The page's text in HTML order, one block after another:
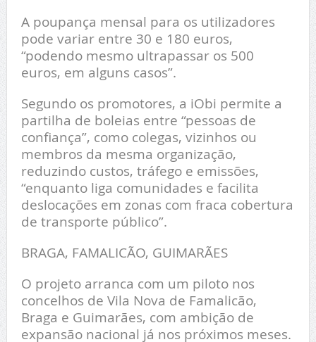
A poupança mensal para os utilizadores
pode variar entre 30 e 180 euros,
“podendo mesmo ultrapassar os 500
euros, em alguns casos”.
Segundo os promotores, a iObi permite a
partilha de boleias entre “pessoas de
confiança”, como colegas, vizinhos ou
membros da mesma organização,
reduzindo custos, tráfego e emissões,
“enquanto liga comunidades e facilita
deslocações em zonas com fraca cobertura
de transporte público”.
BRAGA, FAMALICÃO, GUIMARÃES
O projeto arranca com um piloto nos
concelhos de Vila Nova de Famalicão,
Braga e Guimarães, com ambição de
expansão nacional já nos próximos meses.